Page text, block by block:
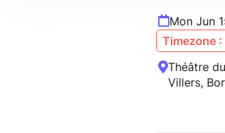
Mon Jun
Timezone
Théâtre
Villers,